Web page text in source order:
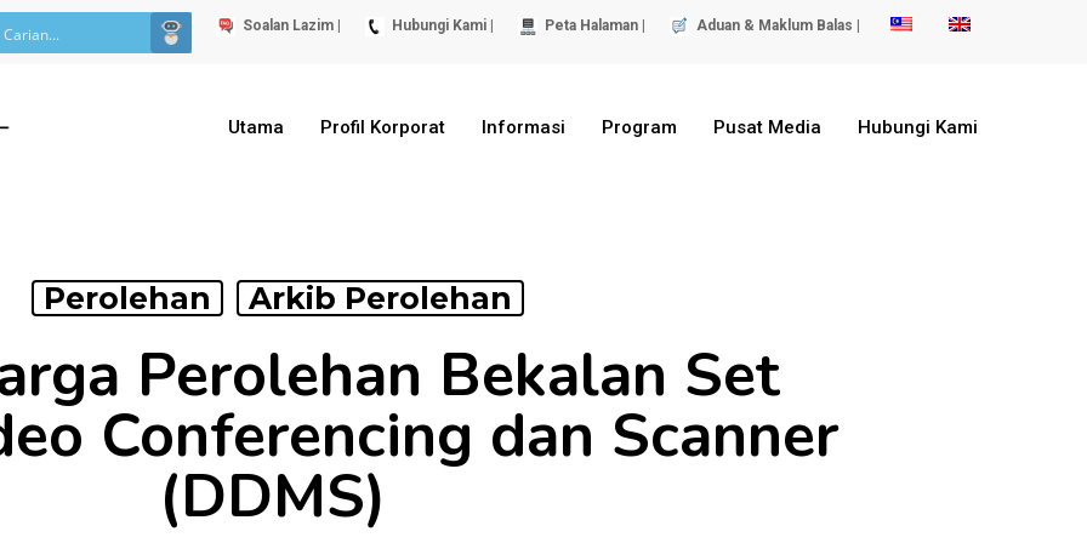
Soalan Lazim | Hubungi Kami | Peta Halaman | Aduan & Maklum Balas |
Utama Profil Korporat Informasi Program Pusat Media Hubungi Kami
Perolehan Arkib Perolehan
Perolehan Bekalan Set
Conferencing dan Scanner
(DDMS)